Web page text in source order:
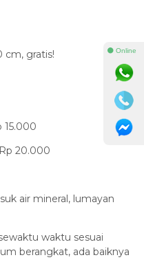
cm, gratis!
15.000
20.000
air mineral, lumayan
waktu sesuai
berangkat, ada baiknya
⚫ Online